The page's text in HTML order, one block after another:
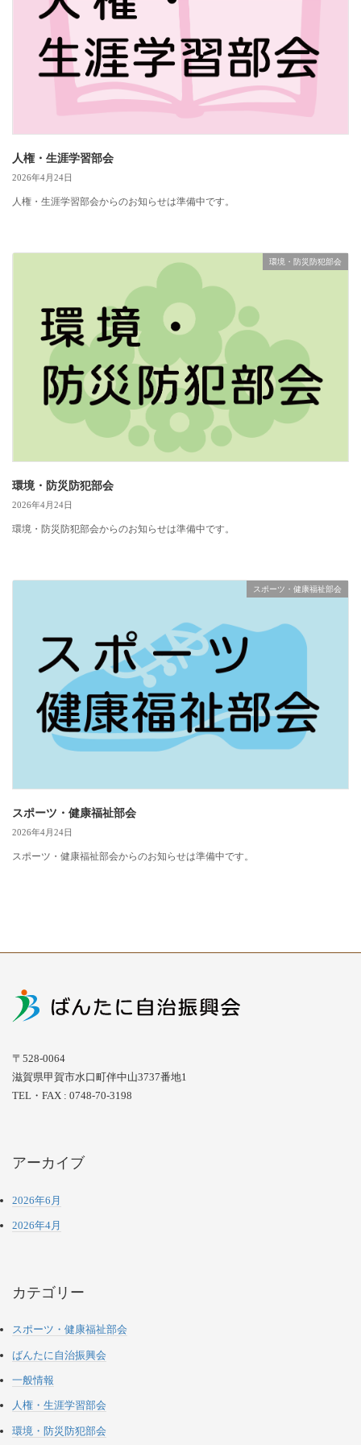
人権・生涯学習部会
2026年4月24日
人権・生涯学習部会からのお知らせは準備中です。
環境・防災防犯部会
環境・防災防犯部会
2026年4月24日
環境・防災防犯部会からのお知らせは準備中です。
スポーツ・健康福祉部会
スポーツ・健康福祉部会
2026年4月24日
スポーツ・健康福祉部会からのお知らせは準備中です。
〒528-0064
滋賀県甲賀市水口町伴中山3737番地1
TEL・FAX : 0748-70-3198
アーカイブ
2026年6月
2026年4月
カテゴリー
スポーツ・健康福祉部会
ばんたに自治振興会
一般情報
人権・生涯学習部会
環境・防災防犯部会